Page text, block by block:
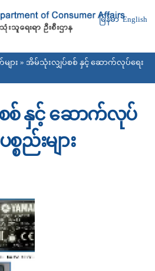
မြန်မာ English
ျား » အိမ်သုံးလျှပ်စစ် နှင့် ဆောက်လုပ်ရေး
စ် နှင့် ဆောက်လုပ်
စ္စည်းများ